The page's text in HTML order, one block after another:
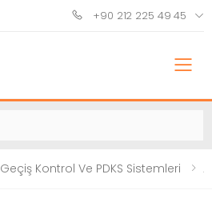
+90 212 225 49 45
Geçiş Kontrol Ve PDKS Sistemleri